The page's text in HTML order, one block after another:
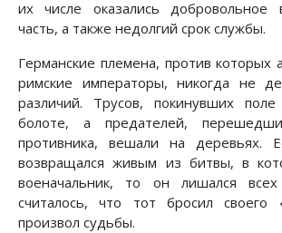
их числе оказались добровольное
часть, а также недолгий срок службы.
Германские племена, против которых
римские императоры, никогда не
различий. Трусов, покинувших
болоте, а предателей,
противника, вешали на деревьях.
возвращался живым из битвы, в
военачальник, то он лишался
считалось, что тот бросил своего
произвол судьбы.